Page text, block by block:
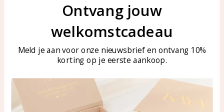
Veelgestelde vragen
Sieraden onderhouden
KAYA Sieraden
Bellen of WhatsApp Ma-Vr
tussen 09:00-17:00
Tel: 0850003187
WhatsApp: 0850003187
klantenservice@kayasierade
Ontvang jouw
welkomstcadeau
Meld je aan voor onze nieuwsbrief en ontvang 10%
korting op je eerste aankoop.